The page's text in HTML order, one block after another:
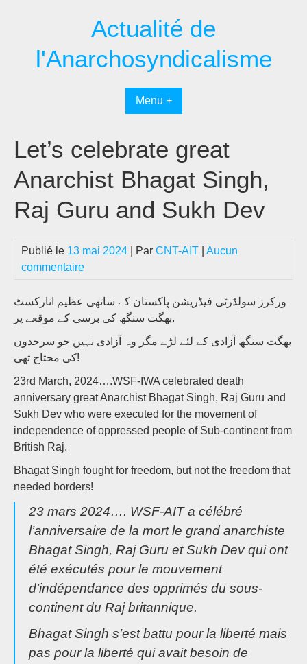
Actualité de
l'Anarchosyndicalisme
Menu +
Let’s celebrate great
Anarchist Bhagat Singh,
Raj Guru and Sukh Dev
Publié le 13 mai 2024 | Par CNT-AIT
Aucun
commentaire
ورکرز سولڈرٹی فیڈریشن پاکستان کے ساتھی عظیم انارکسٹ
بھگت سنگھ کی برسی کے موقعے پر.
بھگت سنگھ آزادی کے لئے لڑے مگر وہ آزادی نہیں جو سرحدوں
کی محتاج تھی!
23rd March, 2024….WSF-IWA celebrated death
anniversary great Anarchist Bhagat Singh, Raj Guru and
Sukh Dev who were executed for the movement of
independence of oppressed people of Sub-continent from
British Raj.
Bhagat Singh fought for freedom, but not the freedom that
needed borders!
23 mars 2024…. WSF-AIT a célébré
l’anniversaire de la mort le grand anarchiste
Bhagat Singh, Raj Guru et Sukh Dev qui ont
été exécutés pour le mouvement
d’indépendance des opprimés du sous-
continent du Raj britannique.
Bhagat Singh s’est battu pour la liberté mais
pas pour la liberté qui avait besoin de